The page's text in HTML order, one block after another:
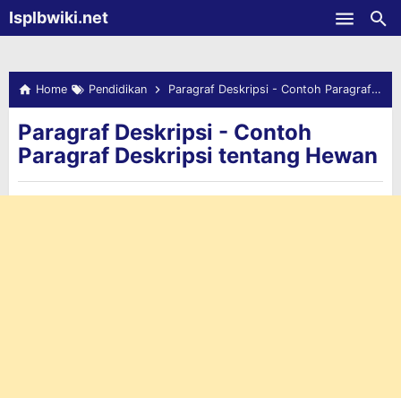
-->Isplbwiki.net
Home Pendidikan Paragraf Deskripsi - Contoh Paragraf Deskripsi tentang Hewan
Paragraf Deskripsi - Contoh
Paragraf Deskripsi tentang Hewan